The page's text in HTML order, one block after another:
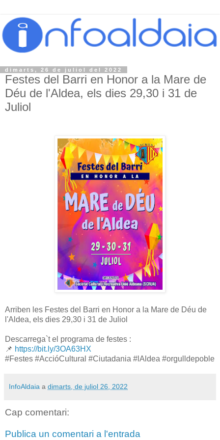
dimarts, 26 de juliol del 2022
Festes del Barri en Honor a la Mare de
Déu de l'Aldea, els dies 29,30 i 31 de
Juliol
Arriben les Festes del Barri en Honor a la Mare de Déu de
l'Aldea, els dies 29,30 i 31 de Juliol
Descarrega`t el programa de festes :
📌 https://bit.ly/3OA63HX
#Festes #AccióCultural #Ciutadania #lAldea #orgulldepoble
InfoAldaia a dimarts, de juliol 26, 2022
Cap comentari:
Publica un comentari a l'entrada